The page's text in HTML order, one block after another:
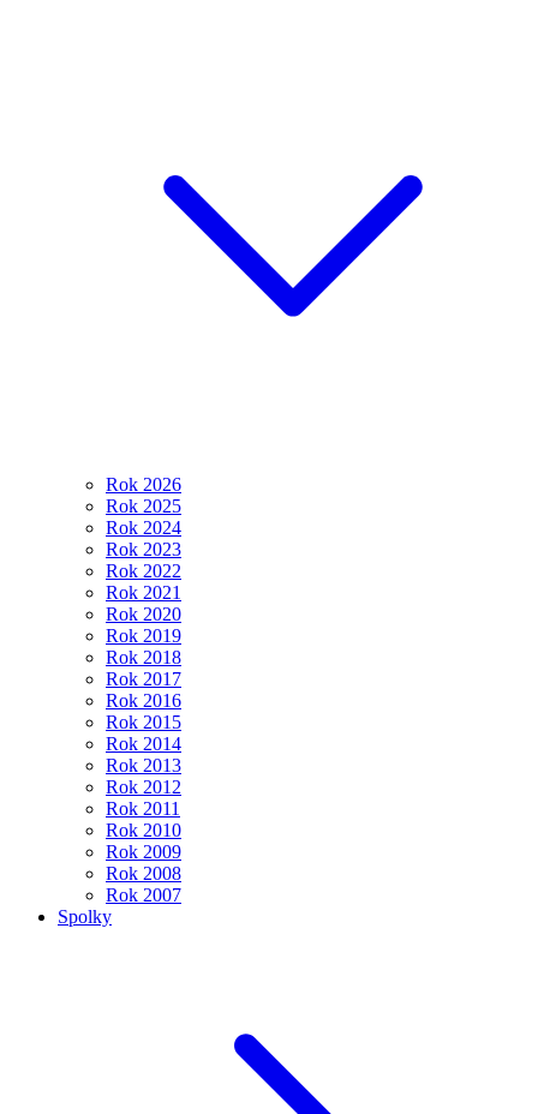
Rok 2026
Rok 2025
Rok 2024
Rok 2023
Rok 2022
Rok 2021
Rok 2020
Rok 2019
Rok 2018
Rok 2017
Rok 2016
Rok 2015
Rok 2014
Rok 2013
Rok 2012
Rok 2011
Rok 2010
Rok 2009
Rok 2008
Rok 2007
Spolky